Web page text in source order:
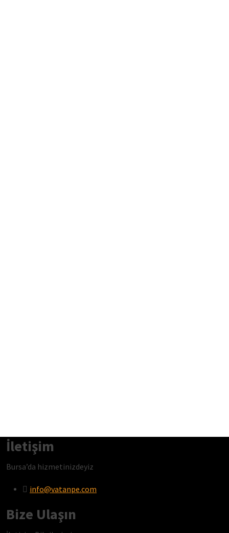
İletişim
Bursa’da hizmetinizdeyiz
info@vatanpe.com
Bize Ulaşın